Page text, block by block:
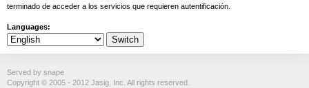
terminado de acceder a los servicios que requieren autentificación.
Languages:
Served by snape
Copyright © 2005 - 2012 Jasig, Inc. All rights reserved.